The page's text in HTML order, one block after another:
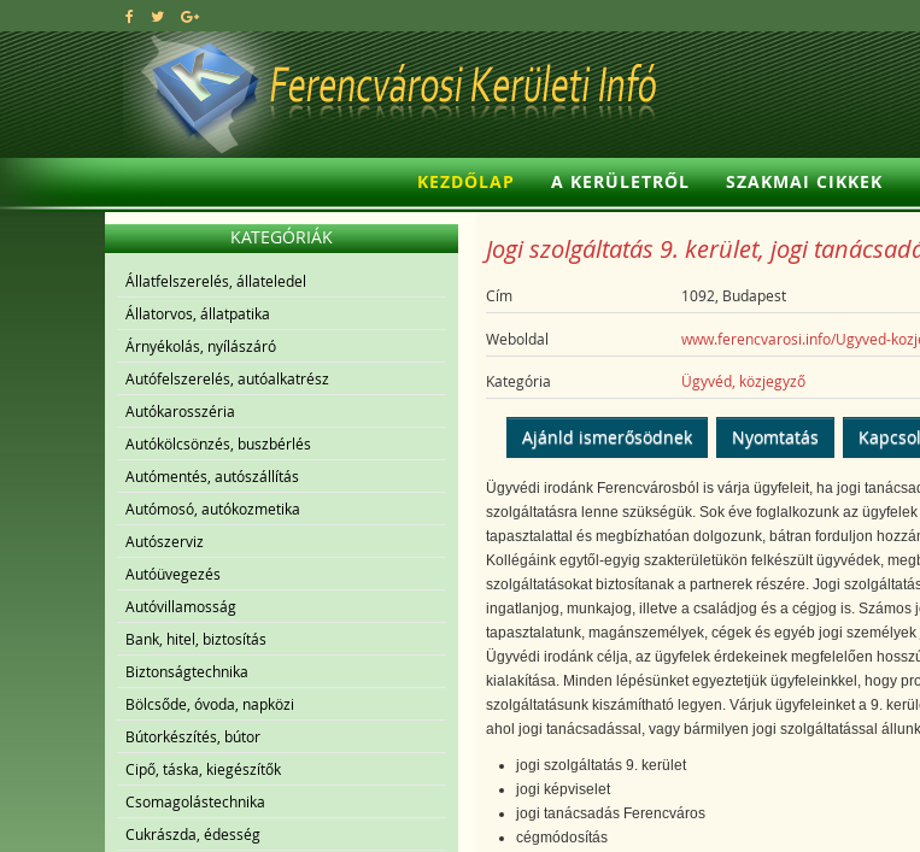
KEZDŐLAP A KERÜLETRŐL SZAKMAI CIKKEK
KATEGÓRIÁK
Állatfelszerelés, állateledel
Állatorvos, állatpatika
Árnyékolás, nyílászáró
Autófelszerelés, autóalkatrész
Autókarosszéria
Autókölcsönzés, buszbérlés
Autómentés, autószállítás
Autómosó, autókozmetika
Autószerviz
Autóüvegezés
Autóvillamosság
Bank, hitel, biztosítás
Biztonságtechnika
Bölcsőde, óvoda, napközi
Bútorkészítés, bútor
Cipő, táska, kiegészítők
Csomagolástechnika
Cukrászda, édesség
Jogi szolgáltatás 9. kerület, jogi
Cím 1092, Budapest
Weboldal www.ferencvarosi.info/Ugyved-
Kategória Ügyvéd, közjegyző
Ajánld ismerősödnek Nyomtatás
Ügyvédi irodánk Ferencvárosból is várja ügyfeleit, ha jogi
szolgáltatásra lenne szükségük. Sok éve foglalkozunk az
tapasztalattal és megbízhatóan dolgozunk, bátran forduljon
Kollégáink egytől-egyig szakterületükön felkészült ügyvédek,
szolgáltatásokat biztosítanak a partnerek részére. Jogi
ingatlanjog, munkajog, illetve a családjog és a cégjog is. Számos
tapasztalatunk, magánszemélyek, cégek és egyéb jogi
Ügyvédi irodánk célja, az ügyfelek érdekeinek megfelelően
kialakítása. Minden lépésünket egyeztetjük ügyfeleinkkel, hogy
szolgáltatásunk kiszámítható legyen. Várjuk ügyfeleinket a 9.
ahol jogi tanácsadással, vagy bármilyen jogi szolgáltatással
jogi szolgáltatás 9. kerület
jogi képviselet
jogi tanácsadás Ferencváros
cégmódosítás